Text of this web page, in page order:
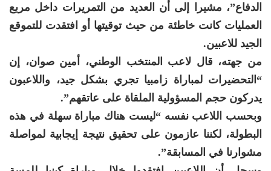
الدفاع”، مشيرا إلى أن العديد من التمريرات داخل مربع
العمليات كانت خاطئة من حيث توقيتها أو افتقدت للتموقع
الجيد للاعبين.
من جهته، قال لاعب المنتخب الوطني، أمين صوان، إن
“التحضيرات لمباراة زامبيا تجري بشكل جيد، واللاعبون
يدركون حجم المسؤولية الملقاة على عاتقهم”.
وبحسب اللاعب نفسه “ليست هناك مباراة سهلة في هذه
البطولة، لكننا عازمون على تحقيق نتيجة إيجابية لمواصلة
مشوارنا في المسابقة”.